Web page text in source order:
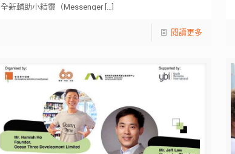
全新輔助小精靈（Messenger[…]
閱讀更多